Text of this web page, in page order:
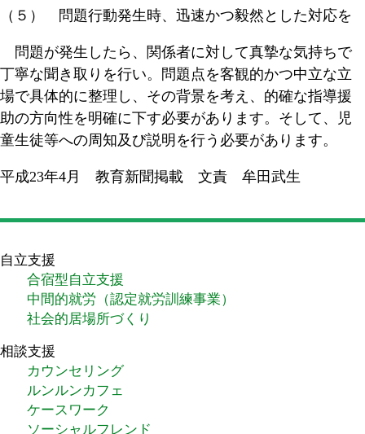
（５） 問題行動発生時、迅速かつ毅然とした対応を
問題が発生したら、関係者に対して真摯な気持ちで
丁寧な聞き取りを行い。問題点を客観的かつ中立な立
場で具体的に整理し、その背景を考え、的確な指導援
助の方向性を明確に下す必要があります。そして、児
童生徒等への周知及び説明を行う必要があります。
平成23年4月 教育新聞掲載 文責 牟田武生
自立支援
合宿型自立支援
中間的就労（認定就労訓練事業）
社会的居場所づくり
相談支援
カウンセリング
ルンルンカフェ
ケースワーク
ソーシャルフレンド